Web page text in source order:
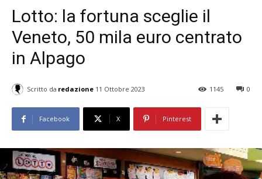
Lotto: la fortuna sceglie il
Veneto, 50 mila euro centrato
in Alpago
Scritto da redazione 11 Ottobre 2023 0
1145
Facebook X Pinterest